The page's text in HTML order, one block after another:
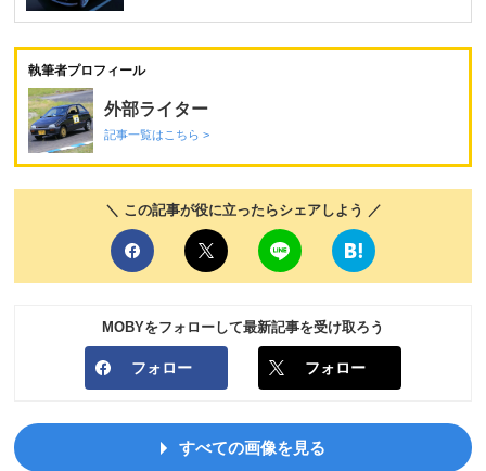
執筆者プロフィール
外部ライター
記事一覧はこちら >
＼ この記事が役に立ったらシェアしよう ／
MOBYをフォローして最新記事を受け取ろう
フォロー フォロー
すべての画像を見る